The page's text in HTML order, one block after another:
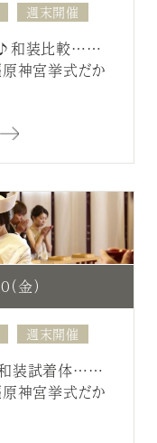
週末開催
和装比較……
原神宮挙式だか
金）
週末開催
和装試着体……
原神宮挙式だか